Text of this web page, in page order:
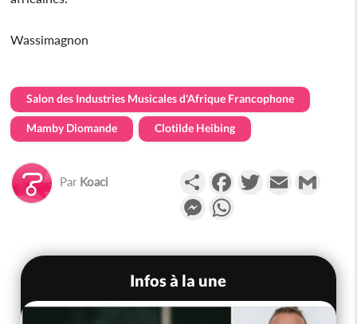
Wassimagnon
Salon des Industries Musicales d'Afrique Francophone
Mamby Diomande Clotilde Heibing
Par Koaci PartagerFacebookTwitterEmail
Messenger
Infos à la une